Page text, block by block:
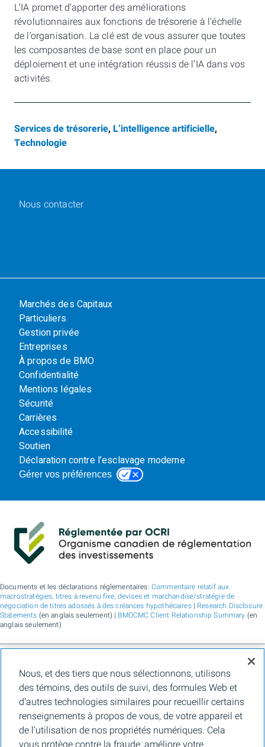
L’IA promet d’apporter des améliorations
révolutionnaires aux fonctions de trésorerie à l’échelle
de l’organisation. La clé est de vous assurer que toutes
les composantes de base sont en place pour un
déploiement et une intégration réussis de l’IA dans vos
activités.
Services de trésorerie, L’intelligence artificielle,
Technologie
Nous contacter
Marchés des Capitaux
Particuliers
Gestion privée
Entreprises
À propos de BMO
Confidentialité
Mentions légales
Sécurité
Carrières
Accessibilité
Soutien
Déclaration contre l’esclavage moderne
Gérer vos préférences
Documents et les déclarations réglementaires: Commentaire relatif aux
macrostratégies, titres à revenu fixe, devises et marchandise/stratégie de
négociation de titres adossés à des créances hypothécaires| Research Disclosure
Statements (en anglais seulement) | BMOCMC Client Relationship Summary (en
anglais seulement)
financier pour les services de vente en gros de la Banque de Montréal, de BMO
Bank N.A. (membre de la FDIC), de Bank of Montreal Europe Plc et de Bank of
Montreal (China) Co. Ltd., pour les services de courtage auprès des clients
institutionnels de BMO Capital Markets Corp. (membre de laFINRAet de laSIPC
et les services de courtage d'agence de Clearpool Execution Services, LLC
(membre laFINRAet de la SIPC) aux États-Unis, ainsi que pour les services de
courtage auprès des clients institutionnels de BMO Nesbitt Burns Inc. (membre de
l’Organisme canadien de réglementation des investissements, et membre du
Nous, et des tiers que nous sélectionnons, utilisons
des témoins, des outils de suivi, des formules Web et
d’autres technologies similaires pour recueillir certains
renseignements à propos de vous, de votre appareil et
de l’utilisation de nos propriétés numériques. Cela